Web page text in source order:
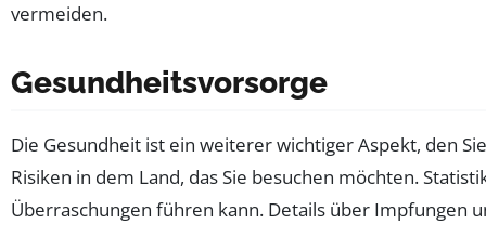
vermeiden.
Gesundheitsvorsorge
Die Gesundheit ist ein weiterer wichtiger Aspekt, den
Risiken in dem Land, das Sie besuchen möchten.
Überraschungen führen kann. Details über Impfungen